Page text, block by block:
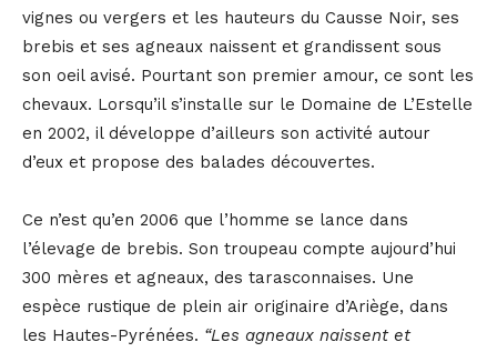
vignes ou vergers et les hauteurs du Causse Noir, ses
brebis et ses agneaux naissent et grandissent sous
son oeil avisé. Pourtant son premier amour, ce sont les
chevaux. Lorsqu’il s’installe sur le Domaine de L’Estelle
en 2002, il développe d’ailleurs son activité autour
d’eux et propose des balades découvertes.
Ce n’est qu’en 2006 que l’homme se lance dans
l’élevage de brebis. Son troupeau compte aujourd’hui
300 mères et agneaux, des tarasconnaises. Une
espèce rustique de plein air originaire d’Ariège, dans
les Hautes-Pyrénées. “Les agneaux naissent et